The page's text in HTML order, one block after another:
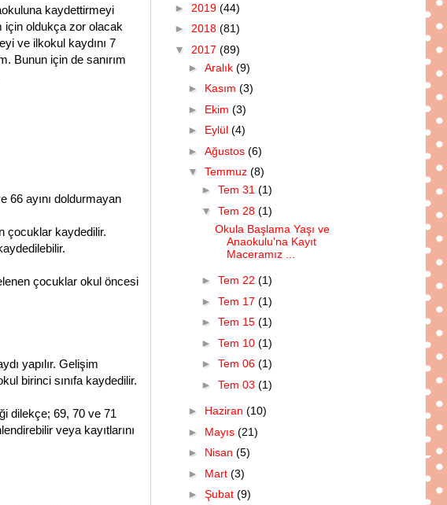
kaydettirmeyi
için oldukça zor olacak
ve ilkokul kaydını 7
Bunun için de sanırım
66 ayını doldurmayan
çocuklar kaydedilir.
çocuklar okul öncesi
yapılır. Gelişim
birinci sınıfa kaydedilir.
dilekçe; 69, 70 ve 71
veya kayıtlarını
► 2019 (44)
► 2018 (81)
▼ 2017 (89)
► Aralık (9)
► Kasım (3)
► Ekim (3)
► Eylül (4)
► Ağustos (6)
▼ Temmuz (8)
► Tem 31 (1)
▼ Tem 28 (1)
Okula Başlama Yaşı ve
Anaokulu'na Kayıt
Maceramız ...
► Tem 22 (1)
► Tem 17 (1)
► Tem 15 (1)
► Tem 10 (1)
► Tem 06 (1)
► Tem 03 (1)
► Haziran (10)
► Mayıs (21)
► Nisan (5)
► Mart (3)
► Şubat (9)